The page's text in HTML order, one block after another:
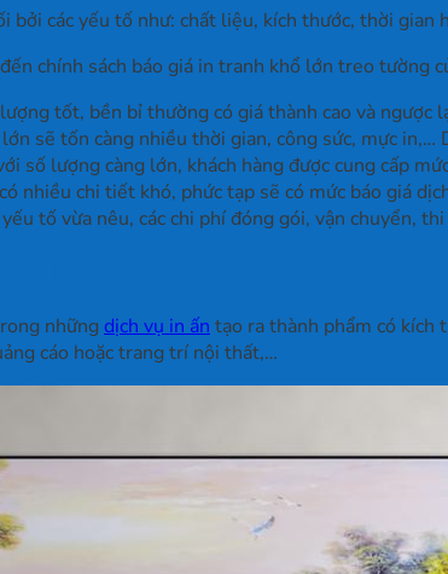
bởi các yếu tố như: chất liệu, kích thước, thời gian
chính sách báo giá in tranh khổ lớn treo tường
tốt, bền bỉ thường có giá thành cao và ngược
sẽ tốn càng nhiều thời gian, công sức, mực in,…
số lượng càng lớn, khách hàng được cung cấp
nhiều chi tiết khó, phức tạp sẽ có mức báo giá
tố vừa nêu, các chi phí đóng gói, vận chuyển,
những dịch vụ in ấntạo ra thành phẩm có
cáo hoặc trang trí nội thất,…